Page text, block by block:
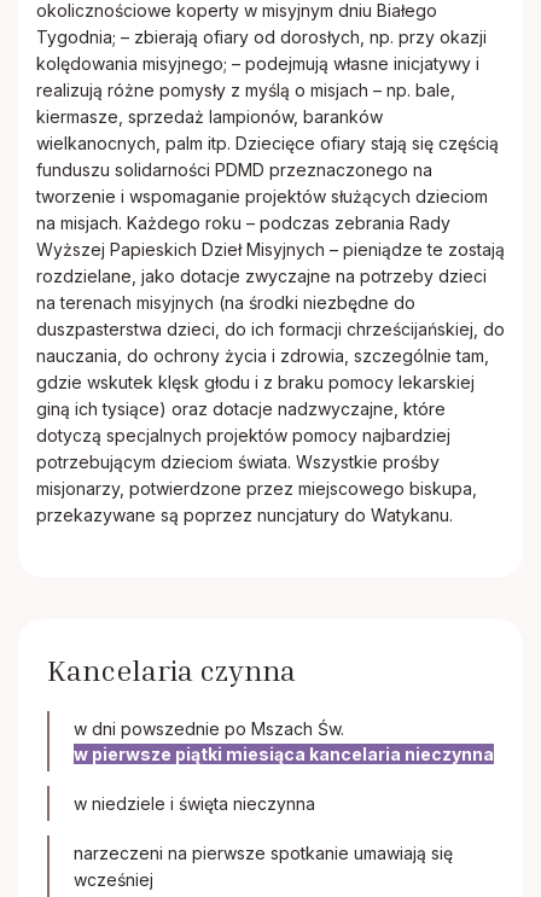
Kancelaria czynna
w dni powszednie po Mszach Św.
w pierwsze piątki miesiąca kancelaria nieczynna
w niedziele i święta nieczynna
narzeczeni na pierwsze spotkanie umawiają się
wcześniej
okolicznościowe koperty w misyjnym dniu Białego
Tygodnia; – zbierają ofiary od dorosłych, np. przy okazji
kolędowania misyjnego; – podejmują własne inicjatywy i
realizują różne pomysły z myślą o misjach – np. bale,
kiermasze, sprzedaż lampionów, baranków
wielkanocnych, palm itp. Dziecięce ofiary stają się częścią
funduszu solidarności PDMD przeznaczonego na
tworzenie i wspomaganie projektów służących dzieciom
na misjach. Każdego roku – podczas zebrania Rady
Wyższej Papieskich Dzieł Misyjnych – pieniądze te zostają
rozdzielane, jako dotacje zwyczajne na potrzeby dzieci
na terenach misyjnych (na środki niezbędne do
duszpasterstwa dzieci, do ich formacji chrześcijańskiej, do
nauczania, do ochrony życia i zdrowia, szczególnie tam,
gdzie wskutek klęsk głodu i z braku pomocy lekarskiej
giną ich tysiące) oraz dotacje nadzwyczajne, które
dotyczą specjalnych projektów pomocy najbardziej
potrzebującym dzieciom świata. Wszystkie prośby
misjonarzy, potwierdzone przez miejscowego biskupa,
przekazywane są poprzez nuncjatury do Watykanu.